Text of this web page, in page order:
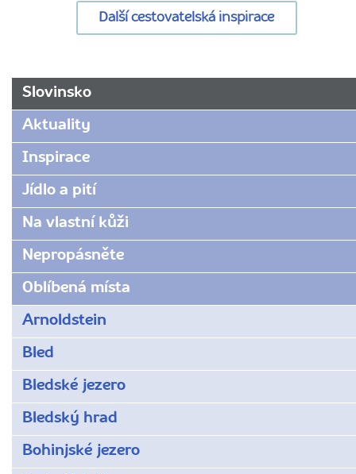
Další cestovatelská inspirace
URL
www.radynacestu.cz/magazin/moravske-
Slovinsko
Aktuality
Inspirace
Jídlo a pití
Na vlastní kůži
Nepropásněte
Oblíbená místa
Arnoldstein
Bled
Bledské jezero
Bledský hrad
Bohinjské jezero